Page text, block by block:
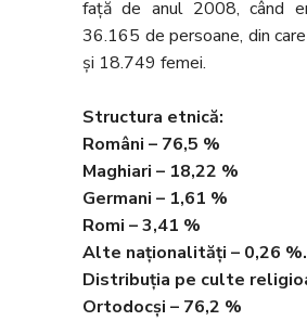
faţă de anul 2008, când
36.165 de persoane, din
şi 18.749 femei.
Structura etnică:
Români – 76,5 %
Maghiari – 18,22 %
Germani – 1,61 %
Romi – 3,41 %
Alte naţionalităţi – 0,26 %.
Distribuţia pe culte
Ortodocşi – 76,2 %